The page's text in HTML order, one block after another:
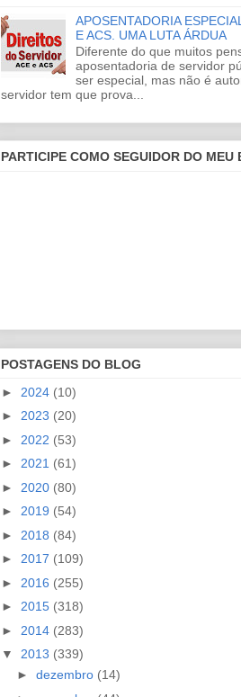
APOSENTADORIA
E ACS. UMA LUTA ÁRDUA
Diferente do que muitos
aposentadoria de servidor
ser especial, mas não é
servidor tem que prova...
PARTICIPE COMO SEGUIDOR DO MEU
POSTAGENS DO BLOG
► 2024 (10)
► 2023 (20)
► 2022 (53)
► 2021 (61)
► 2020 (80)
► 2019 (54)
► 2018 (84)
► 2017 (109)
► 2016 (255)
► 2015 (318)
► 2014 (283)
▼ 2013 (339)
► dezembro (14)